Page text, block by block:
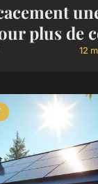
plus de
12